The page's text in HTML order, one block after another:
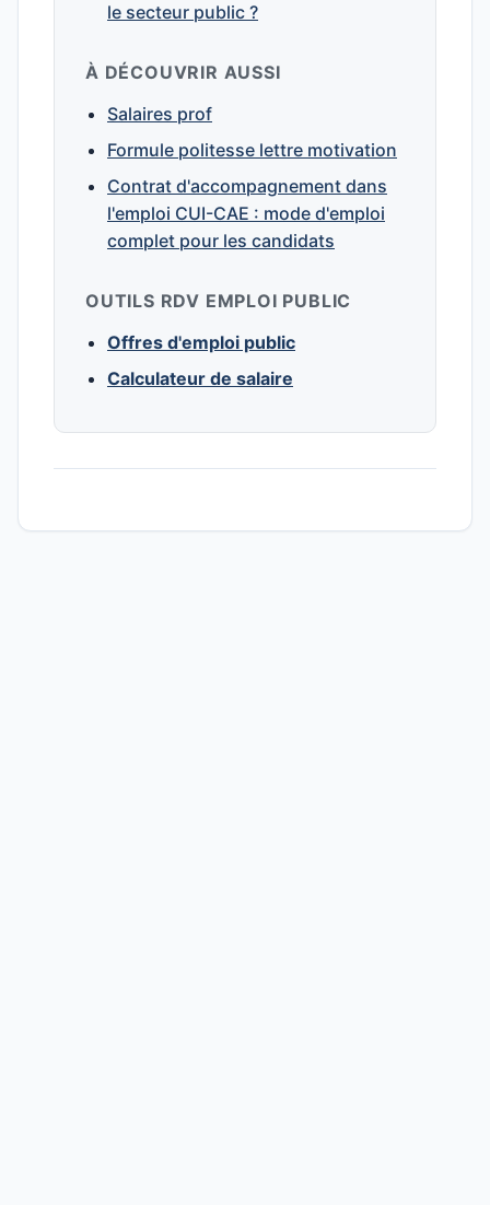
le secteur public ?
À DÉCOUVRIR AUSSI
Salaires prof
Formule politesse lettre motivation
Contrat d'accompagnement dans
l'emploi CUI-CAE : mode d'emploi
complet pour les candidats
OUTILS RDV EMPLOI PUBLIC
Offres d'emploi public
Calculateur de salaire